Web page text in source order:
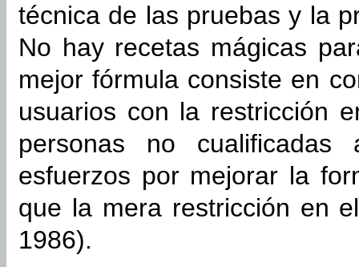
técnica de las pruebas y la
No hay recetas mágicas
mejor fórmula consiste en
usuarios con la restricción
personas no
esfuerzos por mejorar la
que la mera restricción en
1986).